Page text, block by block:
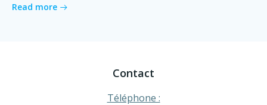
Read more
Contact
Téléphone :